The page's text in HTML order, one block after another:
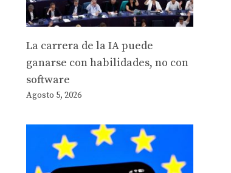
La carrera de la IA puede
ganarse con habilidades, no con
software
Agosto 5, 2026